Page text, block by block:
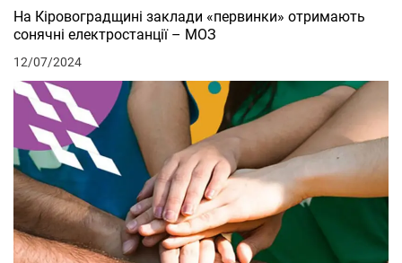
На Кіровоградщині заклади «первинки» отримають
сонячні електростанції – МОЗ
12/07/2024